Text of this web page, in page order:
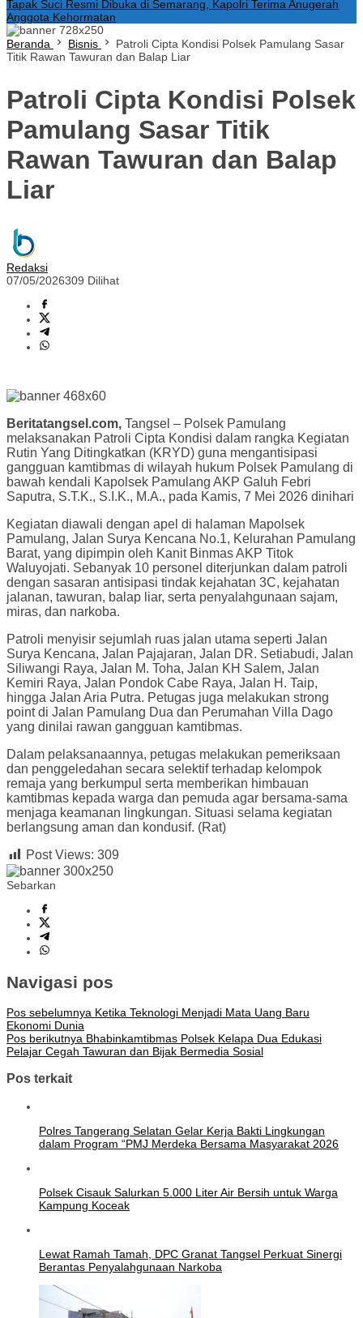
Tapak Suci Resmi Dibuka di Semarang, Kapolri Terima Anugerah
Anggota Kehormatan
Beranda Bisnis
Patroli Cipta Kondisi Polsek Pamulang Sasar
Titik Rawan Tawuran dan Balap Liar
Patroli Cipta Kondisi Polsek
Pamulang Sasar Titik
Rawan Tawuran dan Balap
Liar
Redaksi
07/05/2026309 Dilihat
Beritatangsel.com, Tangsel – Polsek Pamulang
melaksanakan Patroli Cipta Kondisi dalam rangka Kegiatan
Rutin Yang Ditingkatkan (KRYD) guna mengantisipasi
gangguan kamtibmas di wilayah hukum Polsek Pamulang di
bawah kendali Kapolsek Pamulang AKP Galuh Febri
Saputra, S.T.K., S.I.K., M.A., pada Kamis, 7 Mei 2026 dinihari
Kegiatan diawali dengan apel di halaman Mapolsek
Pamulang, Jalan Surya Kencana No.1, Kelurahan Pamulang
Barat, yang dipimpin oleh Kanit Binmas AKP Titok
Waluyojati. Sebanyak 10 personel diterjunkan dalam patroli
dengan sasaran antisipasi tindak kejahatan 3C, kejahatan
jalanan, tawuran, balap liar, serta penyalahgunaan sajam,
miras, dan narkoba.
Patroli menyisir sejumlah ruas jalan utama seperti Jalan
Surya Kencana, Jalan Pajajaran, Jalan DR. Setiabudi, Jalan
Siliwangi Raya, Jalan M. Toha, Jalan KH Salem, Jalan
Kemiri Raya, Jalan Pondok Cabe Raya, Jalan H. Taip,
hingga Jalan Aria Putra. Petugas juga melakukan strong
point di Jalan Pamulang Dua dan Perumahan Villa Dago
yang dinilai rawan gangguan kamtibmas.
Dalam pelaksanaannya, petugas melakukan pemeriksaan
dan penggeledahan secara selektif terhadap kelompok
remaja yang berkumpul serta memberikan himbauan
kamtibmas kepada warga dan pemuda agar bersama-sama
menjaga keamanan lingkungan. Situasi selama kegiatan
berlangsung aman dan kondusif. (Rat)
Post Views: 309
Sebarkan
Navigasi pos
Pos sebelumnya Ketika Teknologi Menjadi Mata Uang Baru
Ekonomi Dunia
Pos berikutnya Bhabinkamtibmas Polsek Kelapa Dua Edukasi
Pelajar Cegah Tawuran dan Bijak Bermedia Sosial
Pos terkait
Polres Tangerang Selatan Gelar Kerja Bakti Lingkungan
dalam Program “PMJ Merdeka Bersama Masyarakat 2026
Polsek Cisauk Salurkan 5.000 Liter Air Bersih untuk Warga
Kampung Koceak
Lewat Ramah Tamah, DPC Granat Tangsel Perkuat Sinergi
Berantas Penyalahgunaan Narkoba